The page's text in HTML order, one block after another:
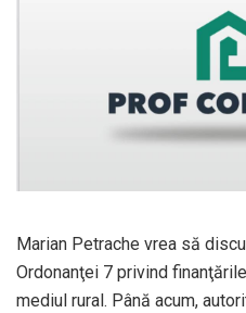
Marian Petrache vrea să
Ordonanţei 7 privind
mediul rural. Până acum,